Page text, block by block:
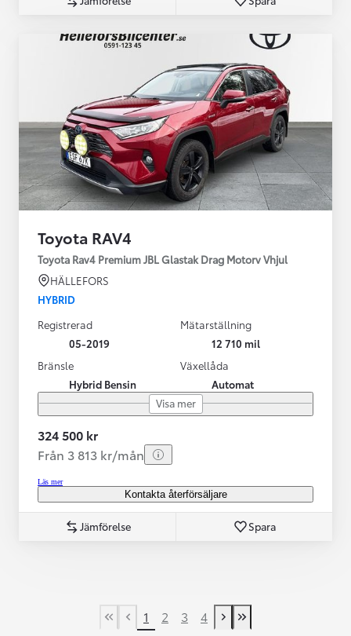
Toyota RAV4
Toyota Rav4 Premium JBL Glastak Drag Motorv Vhjul
HÄLLEFORS
HYBRID
Registrerad
05-2019
Mätarställning
12 710 mil
Bränsle
Hybrid Bensin
Växellåda
Automat
Visa mer
324 500 kr
Från 3 813 kr/mån
Läs mer
Kontakta återförsäljare
Jämförelse Spara
First Page
Previous page
1 2 3 4
Next page
Last Page